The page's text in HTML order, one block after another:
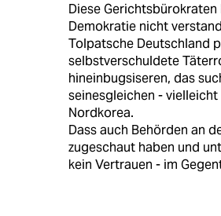
Diese
Demokratie nicht
Tolpatsche Deutschland
selbstverschuldete
hineinbugsiseren, das
seinesgleichen -
Nordkorea.
Dass auch Behörden an
zugeschaut haben und
kein Vertrauen - im